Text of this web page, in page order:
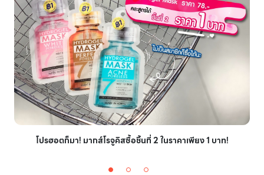
โปรฮอตก็มา! มากส์โรจูคิสซื้อชิ้นที่ 2 ในราคาเพียง 1 บาท!